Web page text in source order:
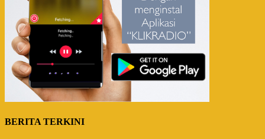
BERITA TERKINI